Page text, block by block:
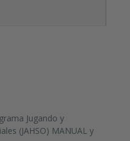
Jugando y
(JAHSO) MANUAL y